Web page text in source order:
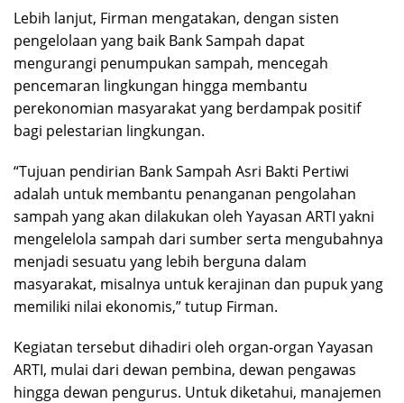
Lebih lanjut, Firman mengatakan, dengan sisten
pengelolaan yang baik Bank Sampah dapat
mengurangi penumpukan sampah, mencegah
pencemaran lingkungan hingga membantu
perekonomian masyarakat yang berdampak positif
bagi pelestarian lingkungan.
“Tujuan pendirian Bank Sampah Asri Bakti Pertiwi
adalah untuk membantu penanganan pengolahan
sampah yang akan dilakukan oleh Yayasan ARTI yakni
mengelelola sampah dari sumber serta mengubahnya
menjadi sesuatu yang lebih berguna dalam
masyarakat, misalnya untuk kerajinan dan pupuk yang
memiliki nilai ekonomis,” tutup Firman.
Kegiatan tersebut dihadiri oleh organ-organ Yayasan
ARTI, mulai dari dewan pembina, dewan pengawas
hingga dewan pengurus. Untuk diketahui, manajemen